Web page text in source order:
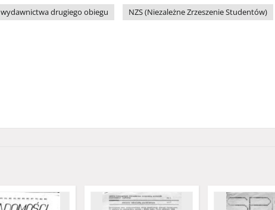
wydawnictwa drugiego obiegu NZS (Niezależne Zrzeszenie Studentów)